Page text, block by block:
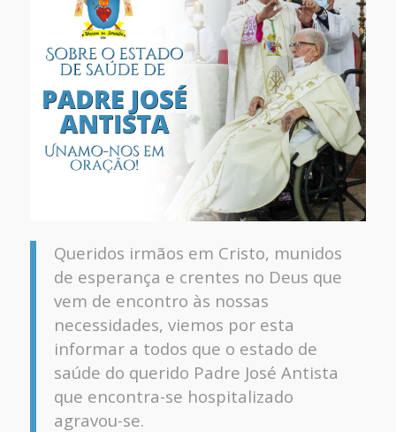
Queridos irmãos em Cristo, munidos
de esperança e crentes no Deus que
vem de encontro às nossas
necessidades, viemos por esta
informar a todos que o estado de
saúde do querido Padre José Antista
que encontra-se hospitalizado
agravou-se.